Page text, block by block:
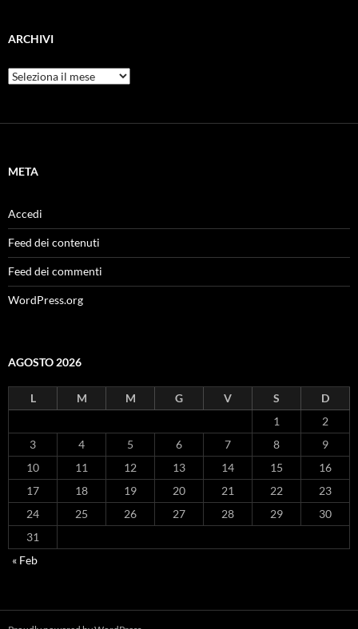
ARCHIVI
Archivi
META
Accedi
Feed dei contenuti
Feed dei commenti
WordPress.org
AGOSTO 2026
L M M G V S
D
1
2
3
4 5 6 7 8
9
10
11 12 13 14 15
16
17
18 19 20 21 22
23
24
25 26 27 28 29
30
31
« Feb